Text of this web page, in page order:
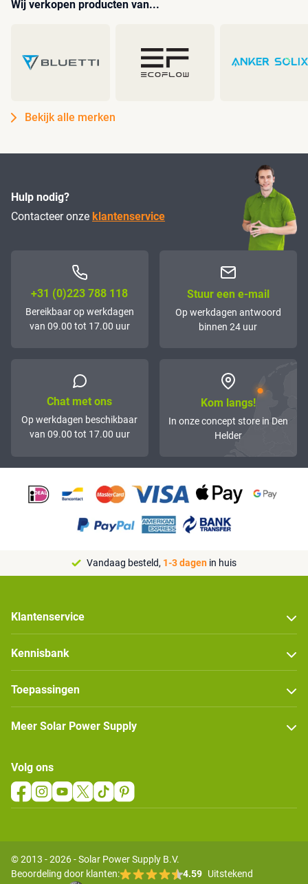
Wij verkopen producten van...
Bekijk alle merken
Hulp nodig?
Contacteer onze klantenservice
+31 (0)223 788 118
Bereikbaar op werkdagen
van 09.00 tot 17.00 uur
Stuur een e-mail
Op werkdagen antwoord
binnen 24 uur
Chat met ons
Op werkdagen beschikbaar
van 09.00 tot 17.00 uur
Kom langs!
In onze concept store in Den
Helder
Vandaag besteld, 1-3 dagen in huis
Klantenservice
Kennisbank
Toepassingen
Meer Solar Power Supply
Volg ons
© 2013 - 2026 - Solar Power Supply B.V.
Beoordeling door klanten:
4.59 Uitstekend